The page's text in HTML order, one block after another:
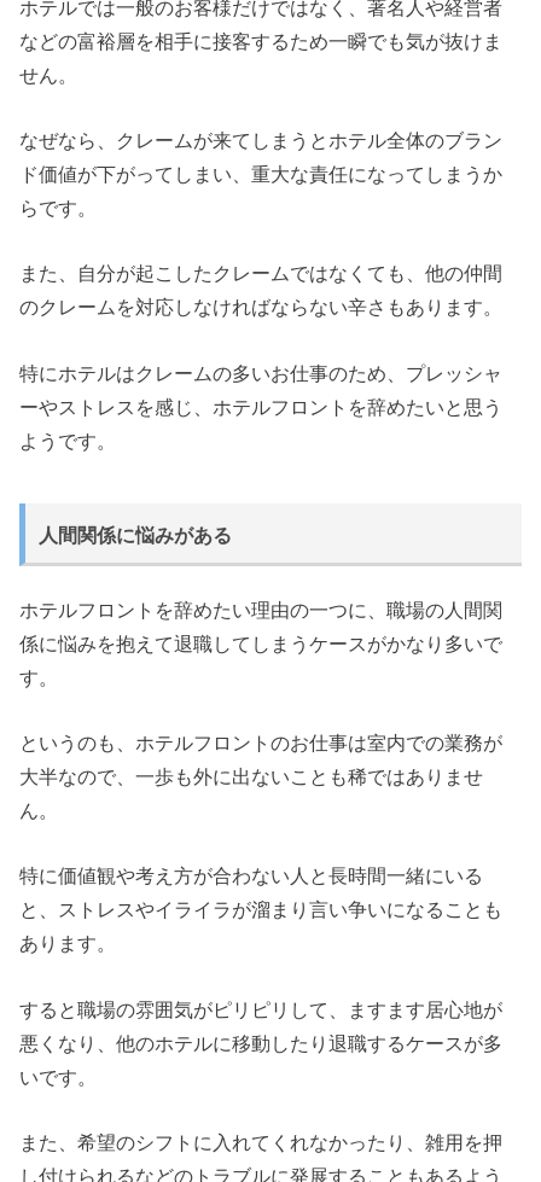
ホテルでは一般のお客様だけではなく、著名人や経営者
などの富裕層を相手に接客するため一瞬でも気が抜けま
せん。
なぜなら、クレームが来てしまうとホテル全体のブラン
ド価値が下がってしまい、重大な責任になってしまうか
らです。
また、自分が起こしたクレームではなくても、他の仲間
のクレームを対応しなければならない辛さもあります。
特にホテルはクレームの多いお仕事のため、プレッシャ
ーやストレスを感じ、ホテルフロントを辞めたいと思う
ようです。
人間関係に悩みがある
ホテルフロントを辞めたい理由の一つに、職場の人間関
係に悩みを抱えて退職してしまうケースがかなり多いで
す。
というのも、ホテルフロントのお仕事は室内での業務が
大半なので、一歩も外に出ないことも稀ではありませ
ん。
特に価値観や考え方が合わない人と長時間一緒にいる
と、ストレスやイライラが溜まり言い争いになることも
あります。
すると職場の雰囲気がピリピリして、ますます居心地が
悪くなり、他のホテルに移動したり退職するケースが多
いです。
また、希望のシフトに入れてくれなかったり、雑用を押
し付けられるなどのトラブルに発展することもあるよう